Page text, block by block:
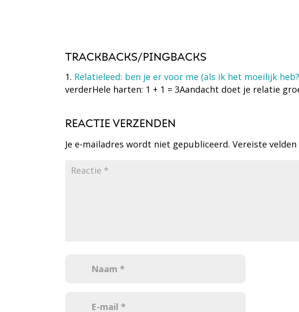
TRACKBACKS/PINGBACKS
Relatieleed: ben je er voor me (als ik het moeilijk
verderHele harten: 1 + 1 = 3Aandacht doet je relatie
REACTIE VERZENDEN
Je e-mailadres wordt niet gepubliceerd. Vereiste